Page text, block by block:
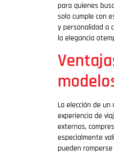
para quienes
solo cumple con
y personalidad a
la elegancia
La elección de
experiencia de
externos,
especialmente
pueden